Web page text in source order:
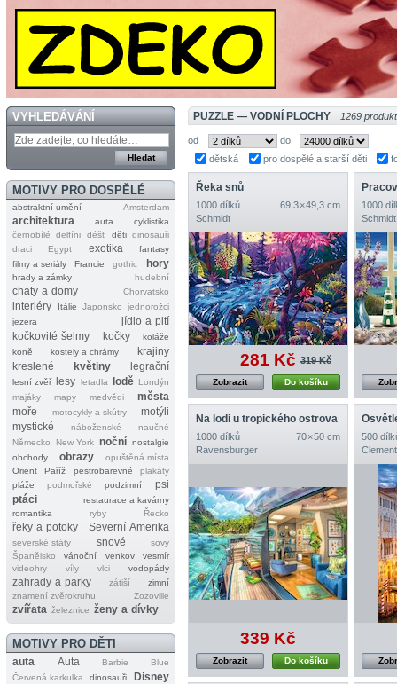
VYHLEDÁVÁNÍ
MOTIVY PRO DOSPĚLÉ
abstraktní umění Amsterdam
architektura auta
cyklistika
černobílé
delfíni déšť děti dinosauři
draci
Egypt exotika
fantasy
filmy a seriály
Francie gothic hory
hrady a zámky hudební
chaty a domy Chorvatsko
interiéry Itálie Japonsko
jednorožci
jezera
jídlo a pití
kočkovité šelmy
kočky
koláže
koně
kostely a chrámy
krajiny
kreslené
květiny legrační
lesní zvěř lesy letadla lodě Londýn
majáky
mapy medvědi
města
moře
motocykly a skútry
motýli
mystické
náboženské
naučné
Německo
New York noční nostalgie
obchody
obrazy
opuštěná místa
Orient
Paříž pestrobarevné
plakáty
pláže
podmořské podzimní
psi
ptáci
restaurace a kavárny
romantika
ryby Řecko
řeky a potoky Severní Amerika
severské státy snové
sovy
Španělsko
vánoční venkov
vesmír
videohry
víly vlci vodopády
zahrady a parky zátiší
zimní
znamení zvěrokruhu
Zozoville
zvířata železnice ženy a dívky
MOTIVY PRO DĚTI
auta Auta Barbie
Blue
Červená karkulka
dinosauři
Disney
PUZZLE — VODNÍ PLOCHY 1269
od
do
dětská
pro dospělé a starší děti
Řeka snů
1000 dílků
69,3 × 49,3 cm
Schmidt
281 Kč 319 Kč
Do košíku
Zobrazit
1000
Schmidt
Na lodi u tropického ostrova
1000 dílků
70 × 50 cm
Ravensburger
339 Kč
Do košíku
Zobrazit
500